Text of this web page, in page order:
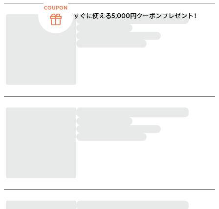
すぐに使える5,000円クーポンプレゼント！